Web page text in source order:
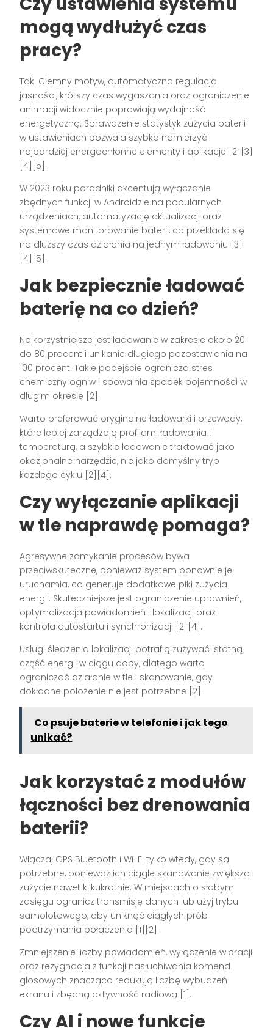
mogą wydłużyć czas
pracy?
Tak. Ciemny motyw, automatyczna regulacja
jasności, krótszy czas wygaszania oraz ograniczenie
animacji widocznie poprawiają wydajność
energetyczną. Sprawdzenie statystyk zużycia baterii
w ustawieniach pozwala szybko namierzyć
najbardziej energochłonne elementy i aplikacje [2][3]
[4][5].
W 2023 roku poradniki akcentują wyłączanie
zbędnych funkcji w Androidzie na popularnych
urządzeniach, automatyzację aktualizacji oraz
systemowe monitorowanie baterii, co przekłada się
na dłuższy czas działania na jednym ładowaniu [3]
[4][5].
Jak bezpiecznie ładować
baterię na co dzień?
Najkorzystniejsze jest ładowanie w zakresie około 20
do 80 procent i unikanie długiego pozostawiania na
100 procent. Takie podejście ogranicza stres
chemiczny ogniw i spowalnia spadek pojemności w
długim okresie [2].
Warto preferować oryginalne ładowarki i przewody,
które lepiej zarządzają profilami ładowania i
temperaturą, a szybkie ładowanie traktować jako
okazjonalne narzędzie, nie jako domyślny tryb
każdego cyklu [2][4].
Czy wyłączanie aplikacji
w tle naprawdę pomaga?
Agresywne zamykanie procesów bywa
przeciwskuteczne, ponieważ system ponownie je
uruchamia, co generuje dodatkowe piki zużycia
energii. Skuteczniejsze jest ograniczenie uprawnień,
optymalizacja powiadomień i lokalizacji oraz
kontrola autostartu i synchronizacji [2][4].
Usługi śledzenia lokalizacji potrafią zużywać istotną
część energii w ciągu doby, dlatego warto
ograniczać działanie w tle i skanowanie, gdy
dokładne położenie nie jest potrzebne [2].
Co psuje baterie w telefonie i jak tego
unikać?
Jak korzystać z modułów
łączności bez drenowania
baterii?
Włączaj GPS Bluetooth i Wi-Fi tylko wtedy, gdy są
potrzebne, ponieważ ich ciągłe skanowanie zwiększa
zużycie nawet kilkukrotnie. W miejscach o słabym
zasięgu ogranicz transmisję danych lub użyj trybu
samolotowego, aby uniknąć ciągłych prób
podtrzymania połączenia [1][2].
Zmniejszenie liczby powiadomień, wyłączenie wibracji
oraz rezygnacja z funkcji nasłuchiwania komend
głosowych znacząco redukują liczbę wybudzeń
ekranu i zbędną aktywność radiową [1].
Czy AI i nowe funkcje